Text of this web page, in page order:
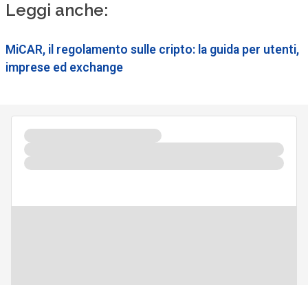
Leggi anche:
MiCAR, il regolamento sulle cripto: la guida per utenti,
imprese ed exchange